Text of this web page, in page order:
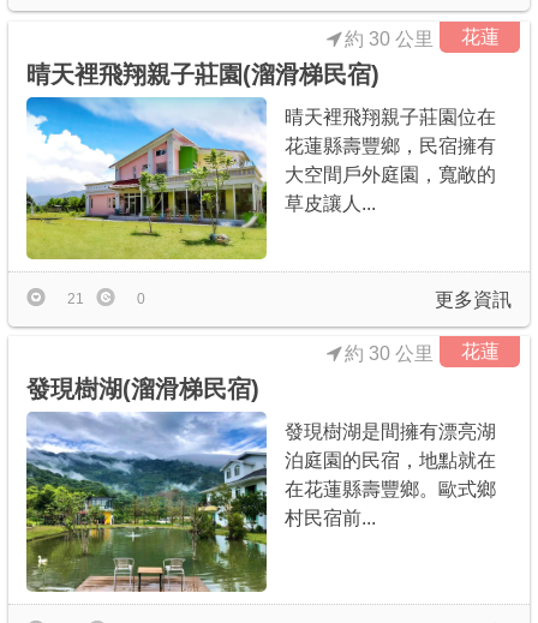
花蓮
晴天裡飛翔親子莊園(溜滑梯民宿)
約 30 公里
晴天裡飛翔親子莊園位在
花蓮縣壽豐鄉，民宿擁有
大空間戶外庭園，寬敞的
草皮讓人...
更多資訊
21 0
花蓮
發現樹湖(溜滑梯民宿)
約 30 公里
發現樹湖是間擁有漂亮湖
泊庭園的民宿，地點就在
在花蓮縣壽豐鄉。歐式鄉
村民宿前...